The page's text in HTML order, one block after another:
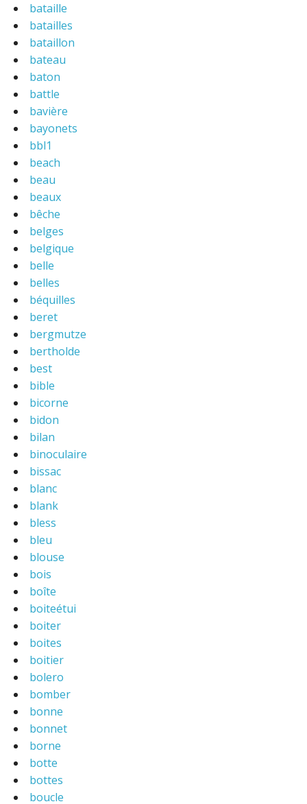
bataille
batailles
bataillon
bateau
baton
battle
bavière
bayonets
bbl1
beach
beau
beaux
bêche
belges
belgique
belle
belles
béquilles
beret
bergmutze
bertholde
best
bible
bicorne
bidon
bilan
binoculaire
bissac
blanc
blank
bless
bleu
blouse
bois
boîte
boiteétui
boiter
boites
boitier
bolero
bomber
bonne
bonnet
borne
botte
bottes
boucle